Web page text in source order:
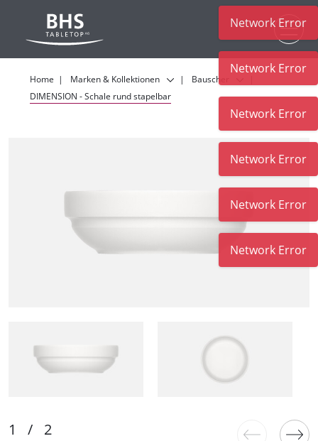
Home Marken & Kollektionen
Bauscher
DIMENSION - Schale rund stapelbar
Network Error
Network Error
Network Error
Network Error
Network Error
Network Error